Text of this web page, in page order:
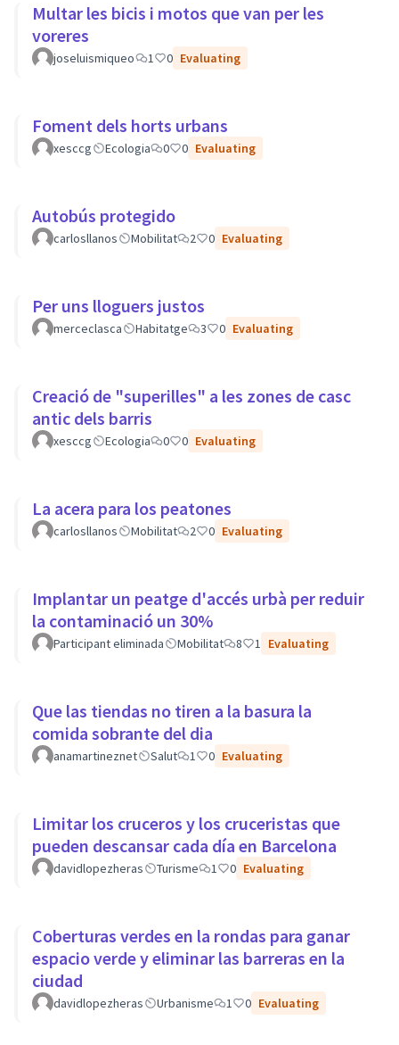
Multar les bicis i motos que van per les
voreres
joseluismiqueo 1 0 Evaluating
Foment dels horts urbans
xesccg Ecologia 0 0 Evaluating
Autobús protegido
carlosllanos Mobilitat 2 0 Evaluating
Per uns lloguers justos
merceclasca Habitatge 3 0 Evaluating
Creació de "superilles" a les zones de casc
antic dels barris
xesccg Ecologia 0 0 Evaluating
La acera para los peatones
carlosllanos Mobilitat 2 0 Evaluating
Implantar un peatge d'accés urbà per reduir
la contaminació un 30%
Participant eliminada Mobilitat 8 1 Evaluating
Que las tiendas no tiren a la basura la
comida sobrante del dia
anamartineznet Salut 1 0 Evaluating
Limitar los cruceros y los cruceristas que
pueden descansar cada día en Barcelona
davidlopezheras Turisme 1 0 Evaluating
Coberturas verdes en la rondas para ganar
espacio verde y eliminar las barreras en la
ciudad
davidlopezheras Urbanisme 1 0 Evaluating